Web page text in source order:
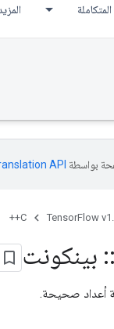
بواسطة API‏
TensorFlow
C++
:: بينكونت
أعداد صحيحة.